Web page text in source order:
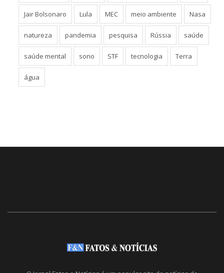
Jair Bolsonaro Lula MEC meio ambiente Nasa
natureza pandemia pesquisa Rússia saúde
saúde mental sono STF tecnologia Terra
água